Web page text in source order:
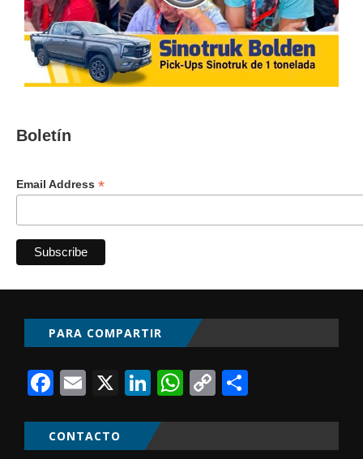
Boletín
Email Address *
PARA COMPARTIR
Facebook
Email
X LinkedIn
WhatsApp
Copy
CONTACTO